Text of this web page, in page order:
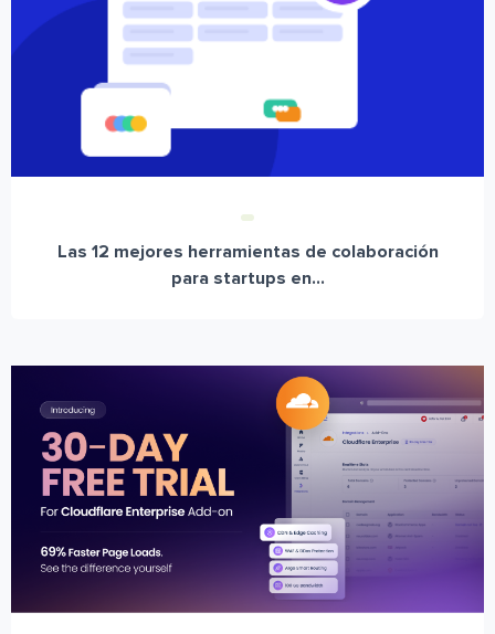
Las 12 mejores herramientas de colaboración
para startups en...